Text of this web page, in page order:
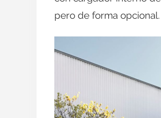
pero de forma opcional.